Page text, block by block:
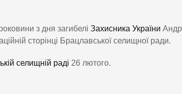
з дня загибелі Захисника України
сторінці Брацлавської селищної ради.
селищній раді 26 лютого.